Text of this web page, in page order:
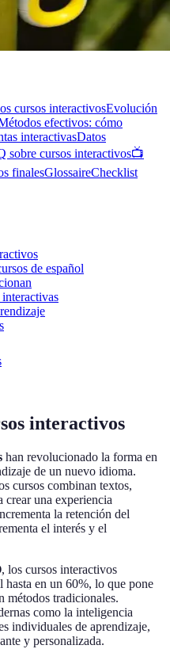
cursos interactivosEvolución
efectivos: cómo
interactivasDatos
sobre cursos interactivos📺
finalesGlossaireChecklist
de español
interactivos
han revolucionado la forma en
de un nuevo idioma.
cursos combinan textos,
crear una experiencia
la retención del
el interés y el
, los cursos interactivos
en un 60%, lo que pone
métodos tradicionales.
como la inteligencia
individuales de aprendizaje,
y personalizada.